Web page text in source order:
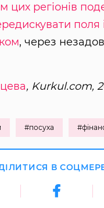
цих регіонів
поля
, через
, Kurkul.com,
#посуха
В